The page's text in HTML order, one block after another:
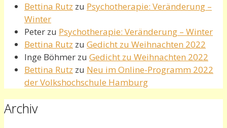
Bettina Rutz zu Psychotherapie: Veränderung –
Winter
Peter zu Psychotherapie: Veränderung – Winter
Bettina Rutz zu Gedicht zu Weihnachten 2022
Inge Böhmer zu Gedicht zu Weihnachten 2022
Bettina Rutz zu Neu im Online-Programm 2022
der Volkshochschule Hamburg
Archiv